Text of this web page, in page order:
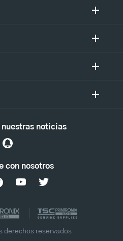
con nosotros
noticias
derechos reservados